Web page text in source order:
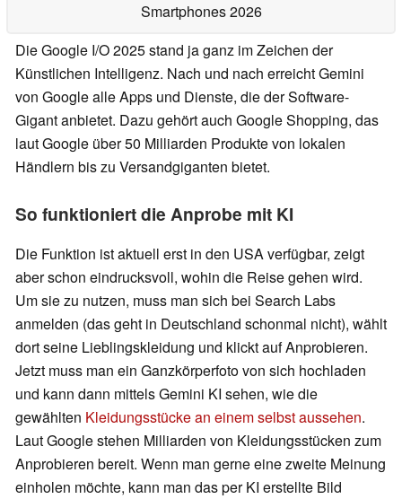
Smartphones 2026
Die Google I/O 2025 stand ja ganz im Zeichen der
Künstlichen Intelligenz. Nach und nach erreicht Gemini
von Google alle Apps und Dienste, die der Software-
Gigant anbietet. Dazu gehört auch Google Shopping, das
laut Google über 50 Milliarden Produkte von lokalen
Händlern bis zu Versandgiganten bietet.
So funktioniert die Anprobe mit KI
Die Funktion ist aktuell erst in den USA verfügbar, zeigt
aber schon eindrucksvoll, wohin die Reise gehen wird.
Um sie zu nutzen, muss man sich bei Search Labs
anmelden (das geht in Deutschland schonmal nicht), wählt
dort seine Lieblingskleidung und klickt auf Anprobieren.
Jetzt muss man ein Ganzkörperfoto von sich hochladen
und kann dann mittels Gemini KI sehen, wie die
gewählten Kleidungsstücke an einem selbst aussehen.
Laut Google stehen Milliarden von Kleidungsstücken zum
Anprobieren bereit. Wenn man gerne eine zweite Meinung
einholen möchte, kann man das per KI erstellte Bild